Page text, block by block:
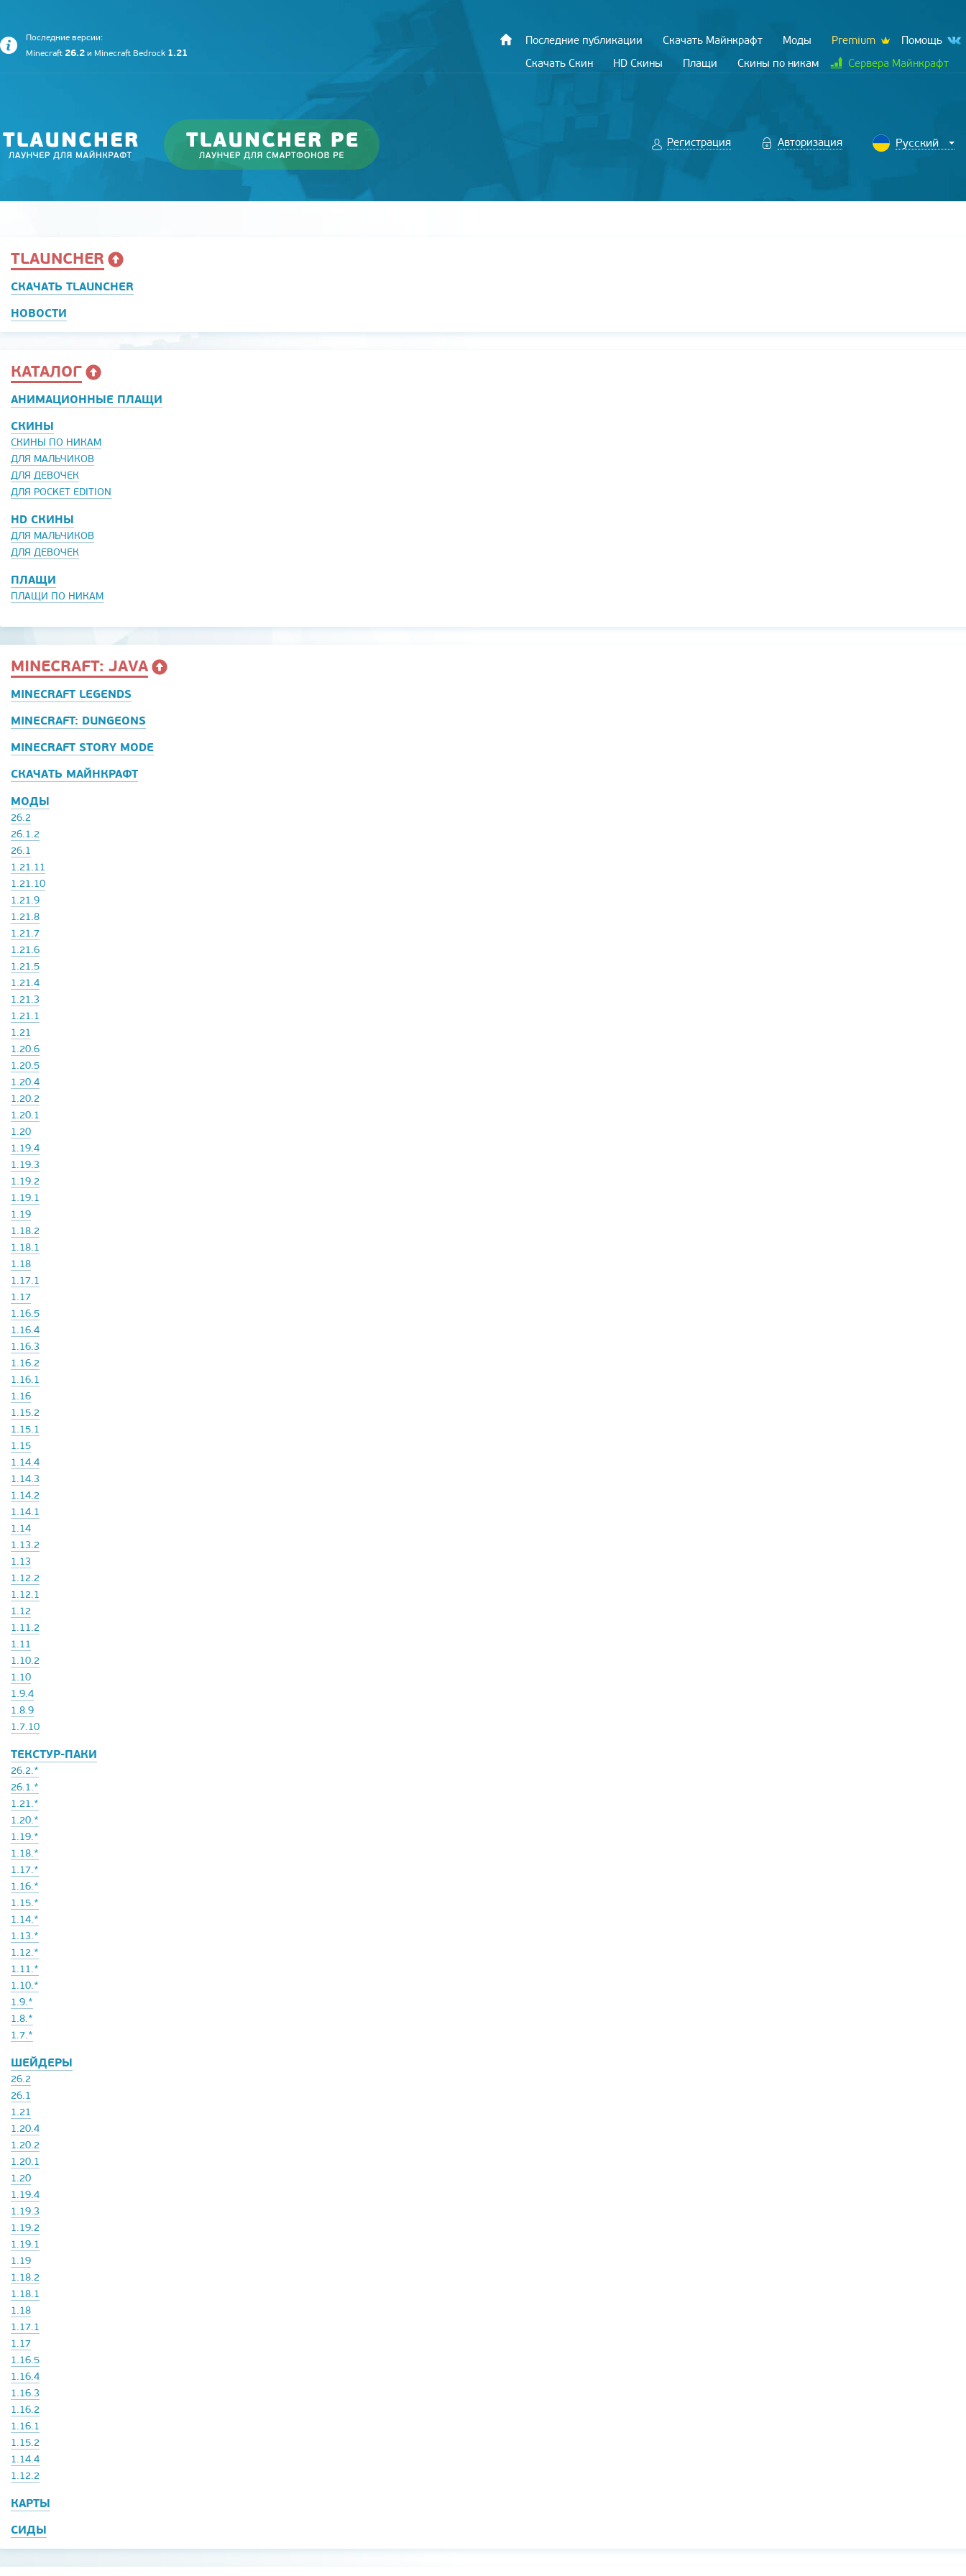
Последние версии:
Minecraft 26.2 и Minecraft Bedrock 1.21
Последние публикации Скачать Майнкрафт Моды Premium
Помощь
Скачать Скин
HD Скины Плащи Скины по никам Сервера Майнкрафт
Регистрация Авторизация
TLAUNCHER
СКАЧАТЬ TLAUNCHER
НОВОСТИ
КАТАЛОГ
АНИМАЦИОННЫЕ ПЛАЩИ
СКИНЫ
СКИНЫ ПО НИКАМ
ДЛЯ МАЛЬЧИКОВ
ДЛЯ ДЕВОЧЕК
ДЛЯ POCKET EDITION
HD СКИНЫ
ДЛЯ МАЛЬЧИКОВ
ДЛЯ ДЕВОЧЕК
ПЛАЩИ
ПЛАЩИ ПО НИКАМ
MINECRAFT: JAVA
MINECRAFT LEGENDS
MINECRAFT: DUNGEONS
MINECRAFT STORY MODE
СКАЧАТЬ МАЙНКРАФТ
МОДЫ
26.2
26.1.2
26.1
1.21.11
1.21.10
1.21.9
1.21.8
1.21.7
1.21.6
1.21.5
1.21.4
1.21.3
1.21.1
1.21
1.20.6
1.20.5
1.20.4
1.20.2
1.20.1
1.20
1.19.4
1.19.3
1.19.2
1.19.1
1.19
1.18.2
1.18.1
1.18
1.17.1
1.17
1.16.5
1.16.4
1.16.3
1.16.2
1.16.1
1.16
1.15.2
1.15.1
1.15
1.14.4
1.14.3
1.14.2
1.14.1
1.14
1.13.2
1.13
1.12.2
1.12.1
1.12
1.11.2
1.11
1.10.2
1.10
1.9.4
1.8.9
1.7.10
ТЕКСТУР-ПАКИ
26.2.*
26.1.*
1.21.*
1.20.*
1.19.*
1.18.*
1.17.*
1.16.*
1.15.*
1.14.*
1.13.*
1.12.*
1.11.*
1.10.*
1.9.*
1.8.*
1.7.*
ШЕЙДЕРЫ
26.2
26.1
1.21
1.20.4
1.20.2
1.20.1
1.20
1.19.4
1.19.3
1.19.2
1.19.1
1.19
1.18.2
1.18.1
1.18
1.17.1
1.17
1.16.5
1.16.4
1.16.3
1.16.2
1.16.1
1.15.2
1.14.4
1.12.2
КАРТЫ
СИДЫ